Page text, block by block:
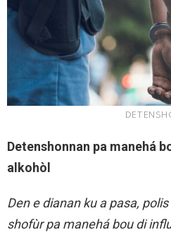
Detenshonnan pa manehá
alkohòl
Den e dianan ku a pasa,
shofùr pa manehá bou di